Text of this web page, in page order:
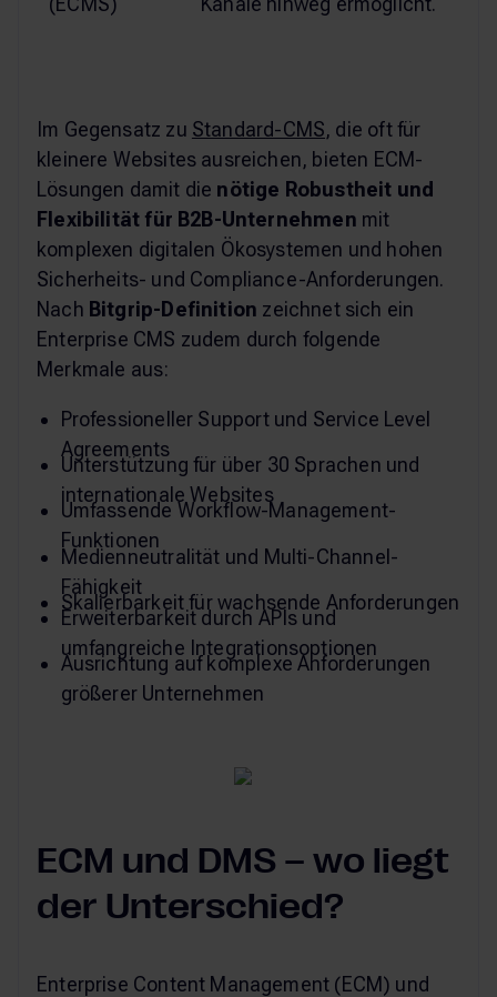
Im Gegensatz zu Standard-CMS, die oft für
kleinere Websites ausreichen, bieten ECM-
Lösungen damit die nötige Robustheit und
Flexibilität für B2B-Unternehmen mit
komplexen digitalen Ökosystemen und hohen
Sicherheits- und Compliance-Anforderungen.
Nach Bitgrip-Definition zeichnet sich ein
Enterprise CMS zudem durch folgende
Merkmale aus:
Professioneller Support und Service Level
Agreements
Unterstützung für über 30 Sprachen und
internationale Websites
Umfassende Workflow-Management-
Funktionen
Medienneutralität und Multi-Channel-
Fähigkeit
Skalierbarkeit für wachsende Anforderungen
Erweiterbarkeit durch APIs und
umfangreiche Integrationsoptionen
Ausrichtung auf komplexe Anforderungen
größerer Unternehmen
ECM und DMS – wo liegt
der Unterschied?
Enterprise Content Management (ECM) und